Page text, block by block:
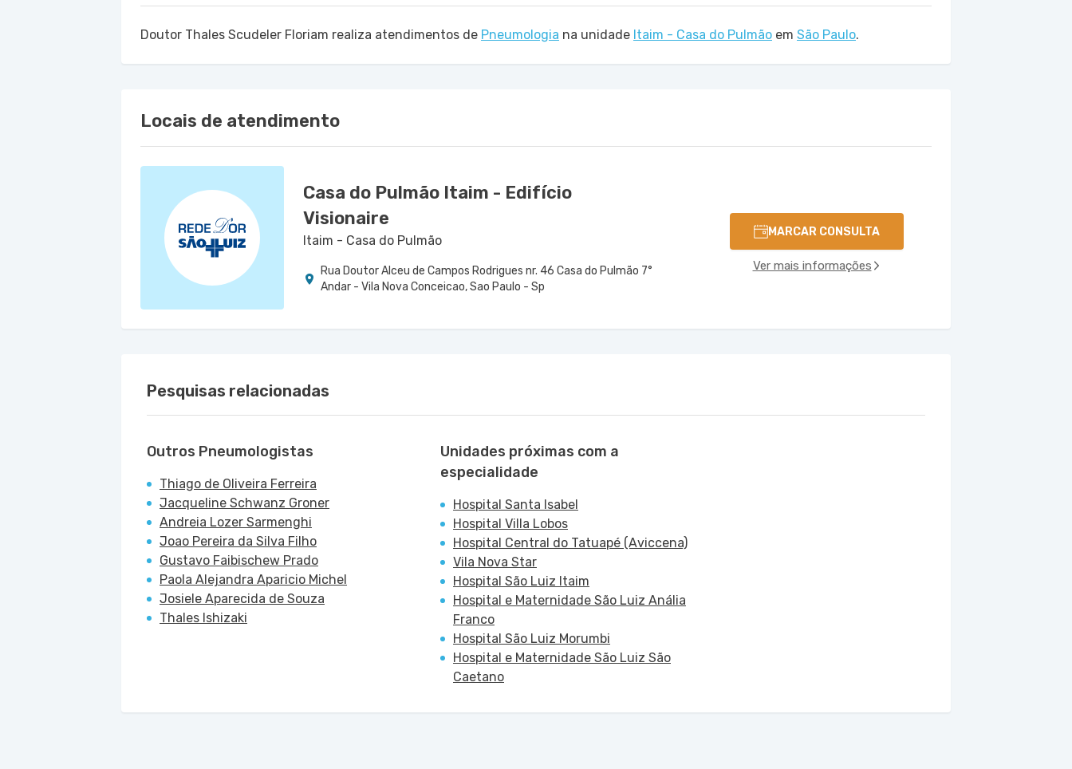
Doutor Thales Scudeler Floriam realiza atendimentos de Pneumologia na unidade Itaim - Casa do Pulmão em São Paulo.
Locais de atendimento
Casa do Pulmão Itaim - Edifício
Visionaire
Itaim - Casa do Pulmão
Rua Doutor Alceu de Campos Rodrigues nr. 46 Casa do Pulmão 7°
Andar - Vila Nova Conceicao, Sao Paulo - Sp
MARCAR CONSULTA
Ver mais informações
Pesquisas relacionadas
Outros Pneumologistas
Thiago de Oliveira Ferreira
Jacqueline Schwanz Groner
Andreia Lozer Sarmenghi
Joao Pereira da Silva Filho
Gustavo Faibischew Prado
Paola Alejandra Aparicio Michel
Josiele Aparecida de Souza
Thales Ishizaki
Unidades próximas com a
especialidade
Hospital Santa Isabel
Hospital Villa Lobos
Hospital Central do Tatuapé (Aviccena)
Vila Nova Star
Hospital São Luiz Itaim
Hospital e Maternidade São Luiz Anália
Franco
Hospital São Luiz Morumbi
Hospital e Maternidade São Luiz São
Caetano